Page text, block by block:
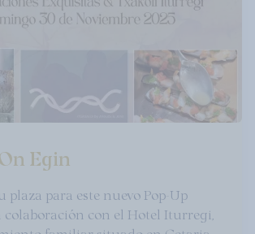
Egin
plaza para este nuevo Pop-Up
con el Hotel Iturregi,